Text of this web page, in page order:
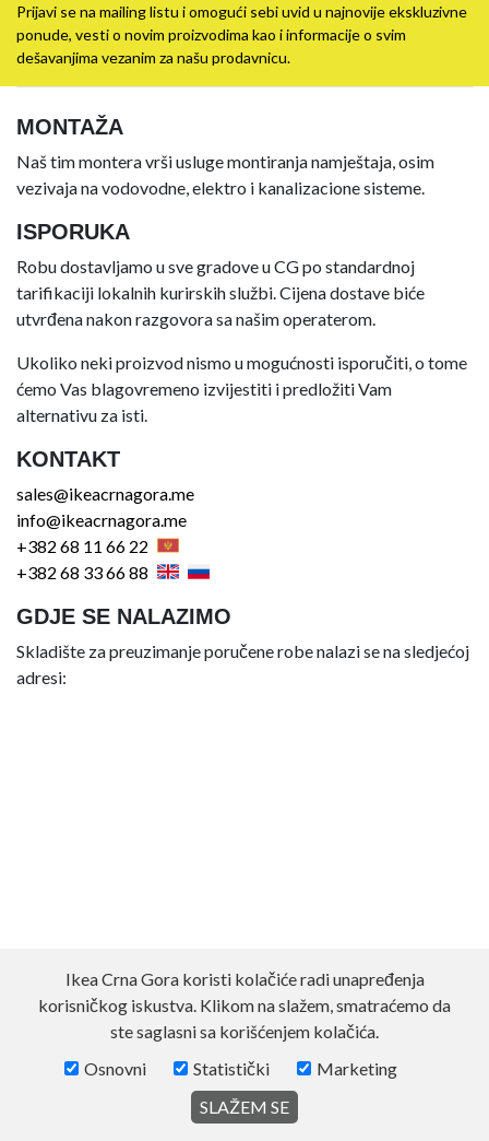
Prijavi se na mailing listu i omogući sebi uvid u najnovije ekskluzivne
ponude, vesti o novim proizvodima kao i informacije o svim
dešavanjima vezanim za našu prodavnicu.
MONTAŽA
Naš tim montera vrši usluge montiranja namještaja, osim
vezivaja na vodovodne, elektro i kanalizacione sisteme.
ISPORUKA
Robu dostavljamo u sve gradove u CG po standardnoj
tarifikaciji lokalnih kurirskih službi. Cijena dostave biće
utvrđena nakon razgovora sa našim operaterom.
Ukoliko neki proizvod nismo u mogućnosti isporučiti, o tome
ćemo Vas blagovremeno izvijestiti i predložiti Vam
alternativu za isti.
KONTAKT
sales@ikeacrnagora.me
info@ikeacrnagora.me
+382 68 11 66 22
+382 68 33 66 88
GDJE SE NALAZIMO
Skladište za preuzimanje poručene robe nalazi se na sledjećoj
adresi:
www.code581.rs
Ikea Crna Gora koristi kolačiće radi unapređenja
korisničkog iskustva. Klikom na slažem, smatraćemo da
ste saglasni sa korišćenjem kolačića.
Osnovni
Statistički
Marketing
SLAŽEM SE